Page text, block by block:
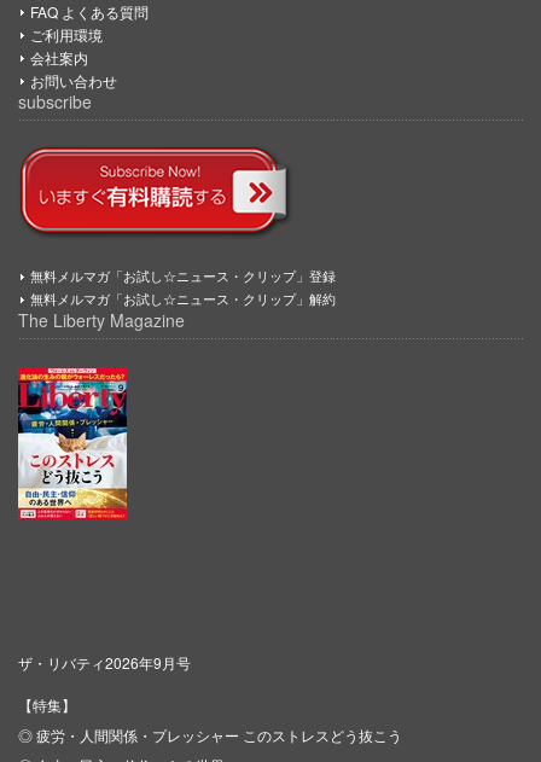
FAQ よくある質問
ご利用環境
会社案内
お問い合わせ
subscribe
無料メルマガ「お試し☆ニュース・クリップ」登録
無料メルマガ「お試し☆ニュース・クリップ」解約
The Liberty Magazine
ザ・リバティ2026年9月号
【特集】
◎ 疲労・人間関係・プレッシャー このストレスどう抜こう